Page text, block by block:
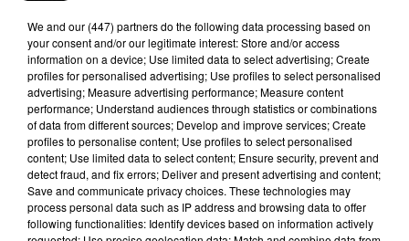
11h34
CHARTRES - VENTE AUX ENCHÈRES :
MONTRES, HORLOGERIE, BIJOUX
Samedi 21 novembre à 14h00 à la Galerie de Chartres :
vente aux enchères. Montres, horlogerie, bijoux,
We and our (447) partnersdo the following data processing based on
your consent and/or our legitimate interest: Store and/or access
information on a device; Use limited data to select advertising; Create
profiles for personalised advertising; Use profiles to select personalised
advertising; Measure advertising performance; Measure content
performance; Understand audiences through statistics or combinations
of data from different sources; Develop and improve services; Create
profiles to personalise content; Use profiles to select personalised
content; Use limited data to select content; Ensure security, prevent and
detect fraud, and fix errors; Deliver and present advertising and content;
Save and communicate privacy choices. These technologies may
process personal data such as IP address and browsing data to offer
following functionalities: Identify devices based on information actively